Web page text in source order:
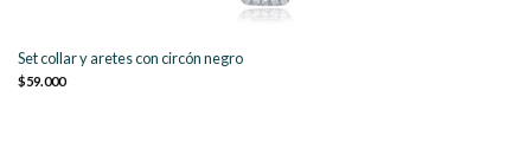
Set collar y aretes con circón negro
$59.000